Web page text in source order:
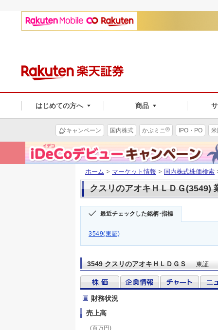
はじめての方へ 商品
キャンペーン 国内株式 かぶミニ® IPO・PO
ホーム > マーケット情報 > 国内株式株価検索
クスリのアオキＨＬＤＧ(3549)
最近チェックした銘柄･指標
3549(東証)
3549 クスリのアオキＨＬＤＧＳ 東証